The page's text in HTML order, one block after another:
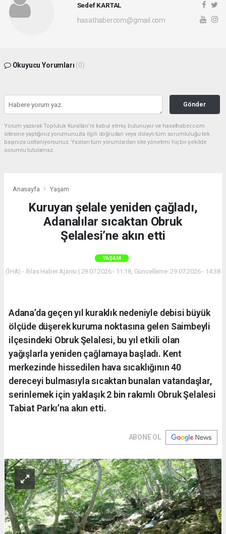
Sedef KARTAL
hasathabercom@gmail.com
Okuyucu Yorumları (0)
Gönder
Yorum yazarak Topluluk Kuralları’nı kabul etmiş bulunuyor ve hasathaber.com
sitesine yaptığınız yorumunuzla ilgili doğrudan veya dolaylı tüm sorumluluğu tek
başınıza üstleniyorsunuz. Yazılan tüm yorumlardan site yönetimi hiçbir şekilde
sorumlu tutulamaz.
Anasayfa Yaşam
Kuruyan şelale yeniden çağladı,
Adanalılar sıcaktan Obruk
Şelalesi’ne akın etti
YAŞAM
(İHA) - İhlas Haber Ajansı | 29.07.2026 - 11:18, Güncelleme: 29.07.2026 - 14:38
Adana’da geçen yıl kuraklık nedeniyle debisi büyük
ölçüde düşerek kuruma noktasına gelen Saimbeyli
ilçesindeki Obruk Şelalesi, bu yıl etkili olan
yağışlarla yeniden çağlamaya başladı. Kent
merkezinde hissedilen hava sıcaklığının 40
dereceyi bulmasıyla sıcaktan bunalan vatandaşlar,
serinlemek için yaklaşık 2 bin rakımlı Obruk Şelalesi
Tabiat Parkı’na akın etti.
ABONE OL